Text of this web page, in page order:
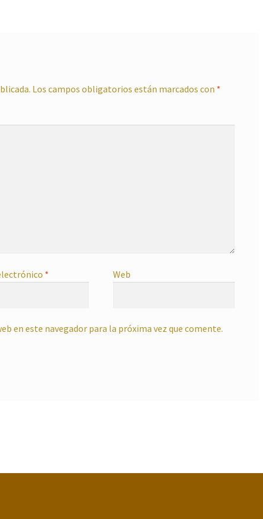
Los campos obligatorios están marcados con *
* Web
en este navegador para la próxima vez que comente.